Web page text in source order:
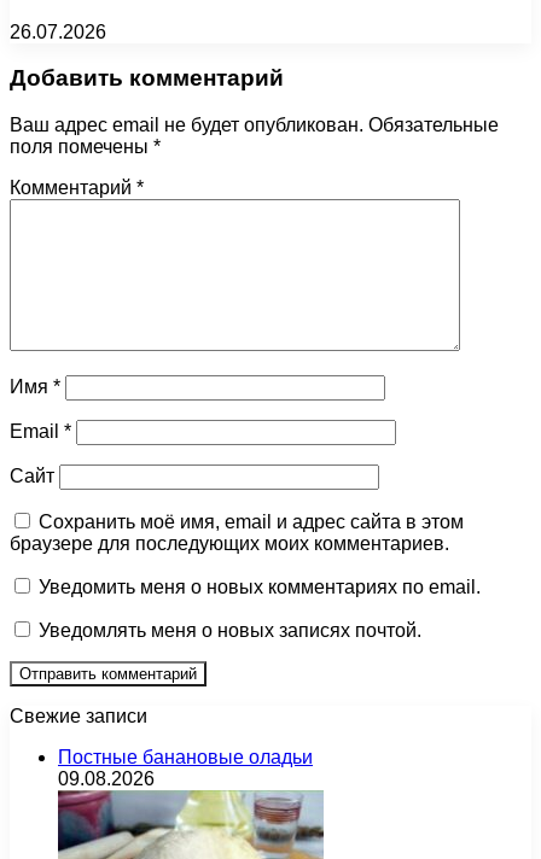
26.07.2026
Добавить комментарий
Ваш адрес email не будет опубликован. Обязательные
поля помечены *
Комментарий *
Имя *
Email *
Сайт
Сохранить моё имя, email и адрес сайта в этом
браузере для последующих моих комментариев.
Уведомить меня о новых комментариях по email.
Уведомлять меня о новых записях почтой.
Свежие записи
Постные банановые оладьи
09.08.2026